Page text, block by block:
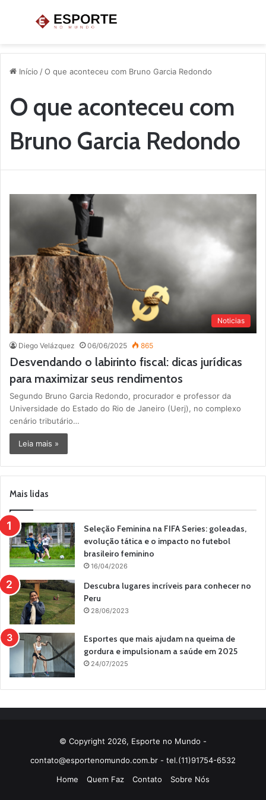
Menu
Início /O que aconteceu com Bruno Garcia Redondo
O que aconteceu com
Bruno Garcia Redondo
Noticias
Diego Velázquez 06/06/2025 865
Desvendando o labirinto fiscal: dicas jurídicas
para maximizar seus rendimentos
Segundo Bruno Garcia Redondo, procurador e professor da
Universidade do Estado do Rio de Janeiro (Uerj), no complexo
cenário tributário…
Leia mais »
Mais lidas
Seleção Feminina na FIFA Series: goleadas,
evolução tática e o impacto no futebol
brasileiro feminino
16/04/2026
Descubra lugares incríveis para conhecer no
Peru
28/06/2023
Esportes que mais ajudam na queima de
gordura e impulsionam a saúde em 2025
24/07/2025
© Copyright 2026, Esporte no Mundo -
contato@esportenomundo.com.br - tel.(11)91754-6532
Home
Quem Faz Contato Sobre Nós